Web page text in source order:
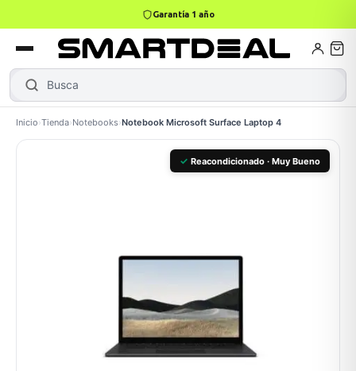
4,9 · +800 reseñas Google
Busca
Inicio›Tienda›Notebooks›Notebook Microsoft Surface Laptop 4
✓ Reacondicionado · Muy Bueno